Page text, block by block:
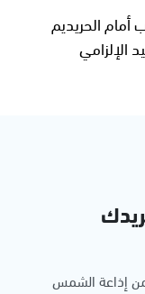
أمام الحريديم
الإلزامي
من إذاعة الشمس